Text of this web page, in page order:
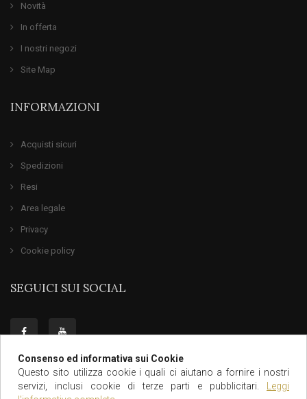
Novità
In offerta
I nostri negozi
Site Map
INFORMAZIONI
Acquisti sicuri
Spedizioni
Resi
Area legale
Privacy
Cookie policy
SEGUICI SUI SOCIAL
Consenso ed informativa sui Cookie
Questo sito utilizza cookie i quali ci aiutano a fornire i nostri
servizi, inclusi cookie di terze parti e pubblicitari.
Leggi